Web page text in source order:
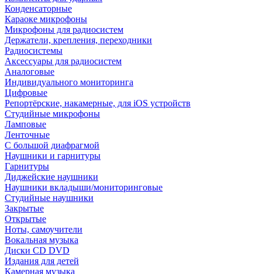
Конденсаторные
Караоке микрофоны
Микрофоны для радиосистем
Держатели, крепления, переходники
Радиосистемы
Аксессуары для радиосистем
Аналоговые
Индивидуального мониторинга
Цифровые
Репортёрские, накамерные, для iOS устройств
Студийные микрофоны
Ламповые
Ленточные
С большой диафрагмой
Наушники и гарнитуры
Гарнитуры
Диджейские наушники
Наушники вкладыши/мониторинговые
Студийные наушники
Закрытые
Открытые
Ноты, самоучители
Вокальная музыка
Диски CD DVD
Издания для детей
Камерная музыка